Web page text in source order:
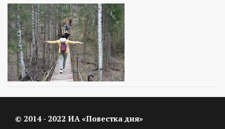
© 2014 - 2022 ИА «Повестка дня»